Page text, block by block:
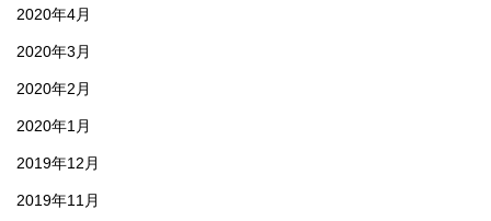
2020年4月
2020年3月
2020年2月
2020年1月
2019年12月
2019年11月